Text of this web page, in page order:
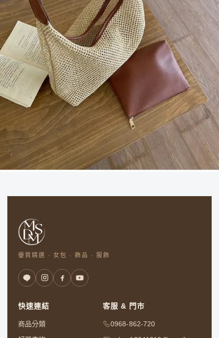
優質精選 · 女包 · 飾品 · 服飾
快速連結
商品分類
客服 & 門市
0968-862-720